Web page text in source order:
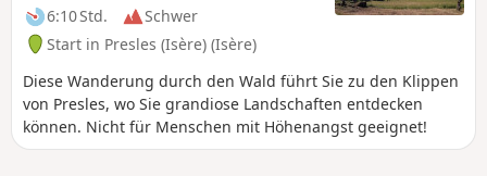
6:10 Std.
Schwer
Start in Presles (Isère) (Isère)
Diese Wanderung durch den Wald führt Sie zu den Klippen
von Presles, wo Sie grandiose Landschaften entdecken
können. Nicht für Menschen mit Höhenangst geeignet!